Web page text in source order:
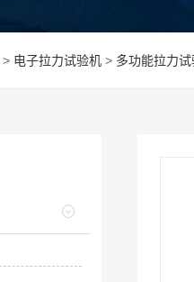
> 电子拉力试验机 > 多功能拉力